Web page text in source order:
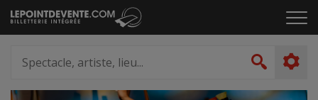
Passer
au
le
artiste,
lieu...